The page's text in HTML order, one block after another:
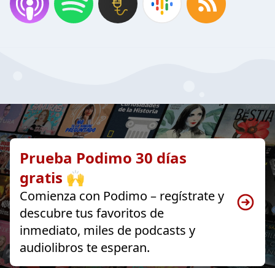
Prueba Podimo 30 días
gratis 🙌
Comienza con Podimo – regístrate y
descubre tus favoritos de
inmediato, miles de podcasts y
audiolibros te esperan.